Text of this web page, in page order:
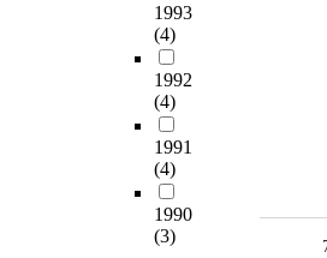
1993
(4)
1992
(4)
1991
(4)
1990
(3)